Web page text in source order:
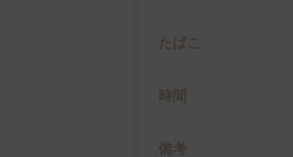
たばこ
時間
備考